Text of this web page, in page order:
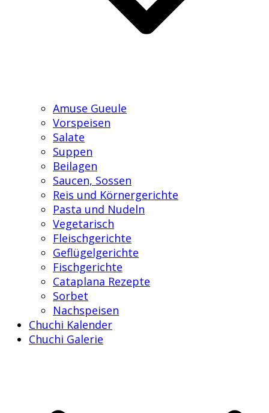
Amuse Gueule
Vorspeisen
Salate
Suppen
Beilagen
Saucen, Sossen
Reis und Körnergerichte
Pasta und Nudeln
Vegetarisch
Fleischgerichte
Geflügelgerichte
Fischgerichte
Cataplana Rezepte
Sorbet
Nachspeisen
Chuchi Kalender
Chuchi Galerie